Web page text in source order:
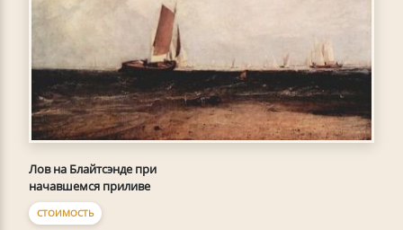
Лов на Блайтсэнде при
начавшемся приливе
СТОИМОСТЬ